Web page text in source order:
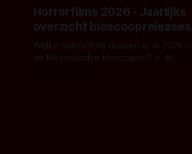
Horrorfilms 2026 - Jaarlijks
overzicht bioscoopreleases
Welke horrorfilms draaien er in 2026 in
de Nederlandse bioscopen? In dit